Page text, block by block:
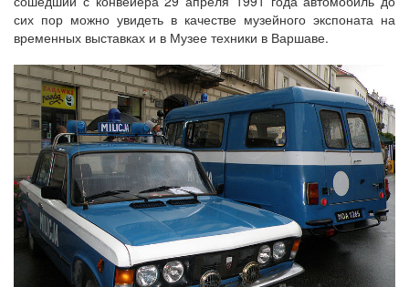
сих пор можно увидеть в качестве музейного экспоната на
временных выставках и в Музее техники в Варшаве.